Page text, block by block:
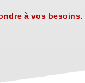
à vos besoins.